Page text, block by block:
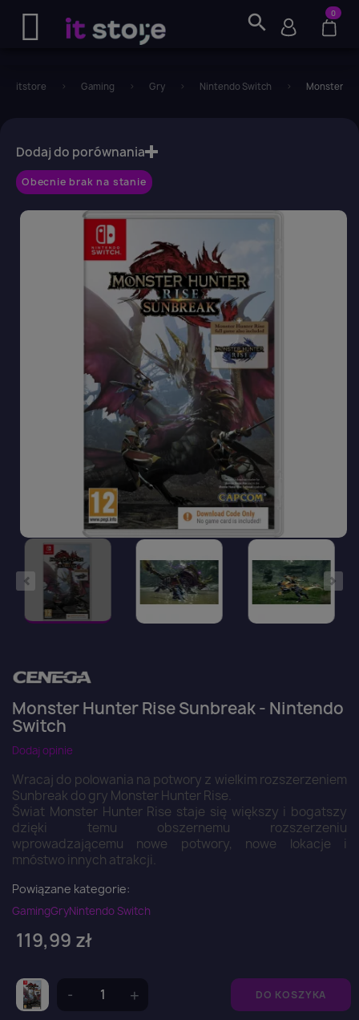
search 0
itstore Gaming Gry Nintendo Switch Monster
Obecnie brak na stanie
Monster Hunter Rise Sunbreak - Nintendo
Switch
Dodaj opinie
Wracaj do polowania na potwory z wielkim rozszerzeniem
Sunbreak do gry Monster Hunter Rise.
Świat Monster Hunter Rise staje się większy i bogatszy
dzięki temu obszernemu rozszerzeniu
wprowadzającemu nowe potwory, nowe lokacje i
mnóstwo innych atrakcji.
Powiązane kategorie:
GamingGryNintendo Switch
119,99 zł
DO KOSZYKA
Dodaj do porównania